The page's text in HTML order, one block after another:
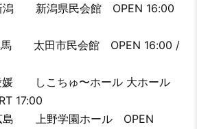
潟 新潟県民会館 OPEN 16:00
馬 太田市民会館 OPEN 16:00 /
しこちゅ〜ホール 大ホール
17:00
島 上野学園ホール OPEN